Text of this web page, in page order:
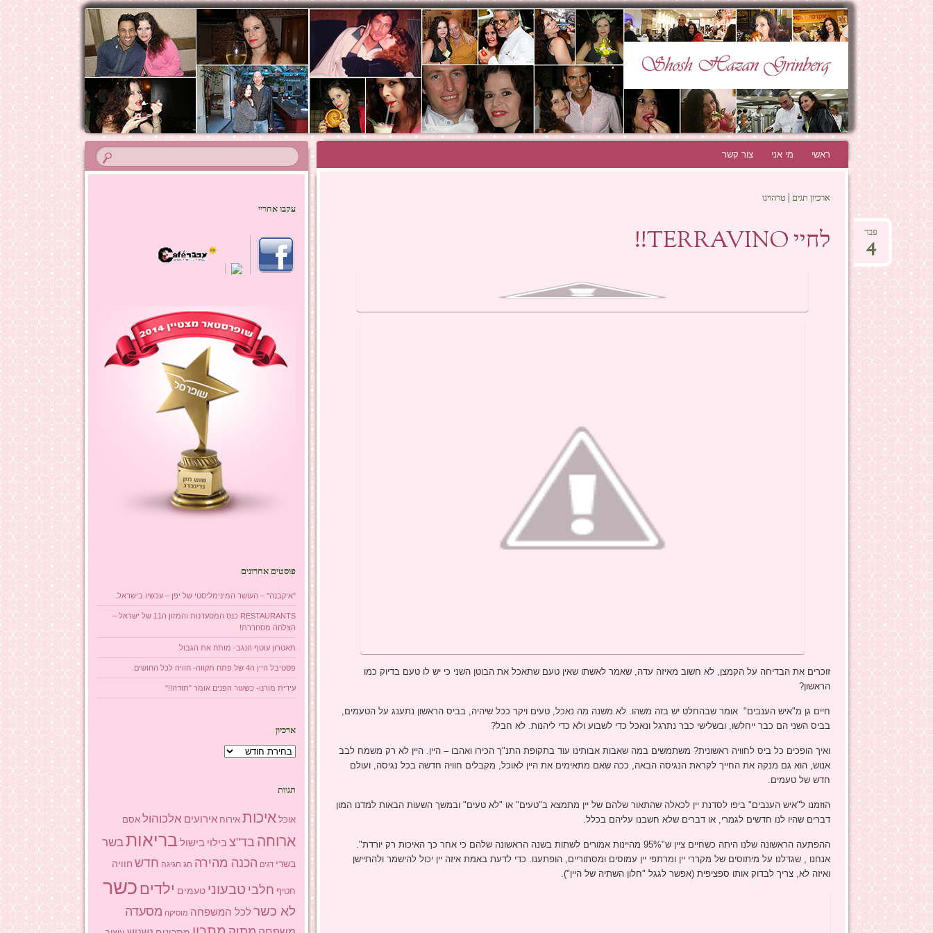
SHOSH HAZAN GRINBERG
THE BEST BLOG EVER!
לדלג לתוכן
ראשי מי אני צור קשר
ארכיון תגים | טרהוינו
לחיי TERRAVINO!! פבר
4
זוכרים את הבדיחה על הקמצן, לא חשוב מאיזה עדה, שאמר לאשתו שאין טעם שתאכל את הבוטן השני כי יש לו טעם בדיוק כמו
הראשון?
חיים גן מ"איש הענבים" אומר שבהחלט יש בזה משהו. לא משנה מה נאכל, טעים ויקר ככל שיהיה, בביס הראשון נתענג על הטעמים,
בביס השני הם כבר ייחלשו, ובשלישי כבר נתרגל ונאכל כדי לשבוע ולא כדי ליהנות. לא חבל?
ואיך הופכים כל ביס לחוויה ראשונית? משתמשים במה שאבות אבותינו עוד בתקופת התנ"ך הכירו ואהבו – היין. היין לא רק משמח לבב
אנוש, הוא גם מנקה את החייך לקראת הנגיסה הבאה, ככה שאם מתאימים את היין לאוכל, מקבלים חוויה חדשה בכל נגיסה, ועולם
חדש של טעמים.
הוזמנו ל"איש הענבים" ביפו לסדנת יין לכאלה שהתאור שלהם של יין מתמצא ב"טעים" או "לא טעים" ובמשך השעות הבאות למדנו המון
דברים שהיו לנו חדשים לגמרי, או דברים שלא חשבנו עליהם בכלל.
ההפתעה הראשונה שלנו היתה כשחיים ציין ש"95% מהיינות אמורים לשתות בשנה הראשונה שלהם כי אחר כך האיכות רק יורדת".
אנחנו , שגדלנו על מיתוסים של מקררי יין ומרתפי יין עמוסים ומסתוריים, הופתענו. כדי לדעת באמת איזה יין יכול להישמר ולהתיישן
ואיזה לא, צריך לבדוק אותו ספציפית (אפשר לגגל "חלון השתיה של היין").
עקבו אחריי
פוסטים אחרונים
"איקבנה" – העושר המינימליסטי של יפן – עכשיו בישראל.
RESTAURANTS כנס המסעדנות והמזון ה11 של ישראל –
הצלחה מסחררת!
תאטרון עוטף הנגב- מותח את הגבול.
פסטיבל היין ה4 של פתח תקווה- חוויה לכל החושים.
עידית מורנו- כשעור הפנים אומר "תודה!!"
ארכיון
ארכיון
תגיות
אוכל איכות אירוח אירועים אלכוהול אסם
ארוחה בד"צ בילוי בישול בריאותבשר
בשרי דגים הכנה מהירה חג חגיגה חדש חוויה
חטיף חלבי טבעוני טעמים ילדים כשר
לא כשר לכל המשפחה מוסיקה מסעדה